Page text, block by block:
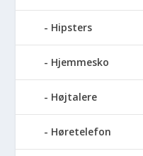
Hipsters
Hjemmesko
Højtalere
Høretelefon